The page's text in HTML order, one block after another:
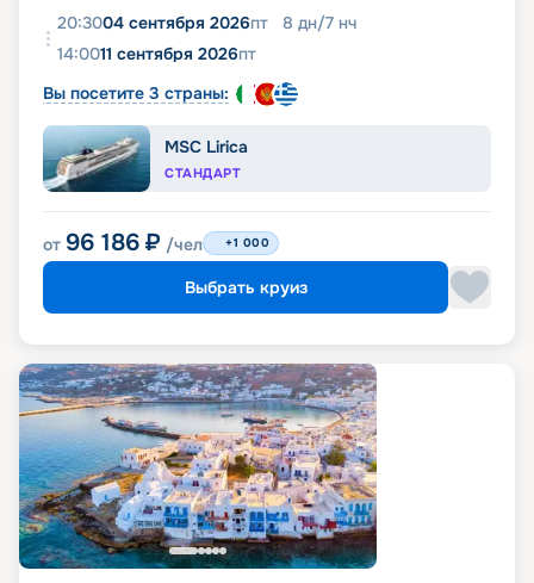
20:3004 сентября 2026пт 8 дн/7 нч
14:0011 сентября 2026пт
Вы посетите 3 страны:
MSC Lirica
СТАНДАРТ
от 96 186 ₽ /чел +1 000
Выбрать круиз